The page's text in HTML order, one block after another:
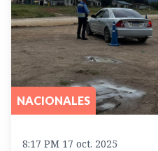
NACIONALES
8:17 PM 17 oct. 2025